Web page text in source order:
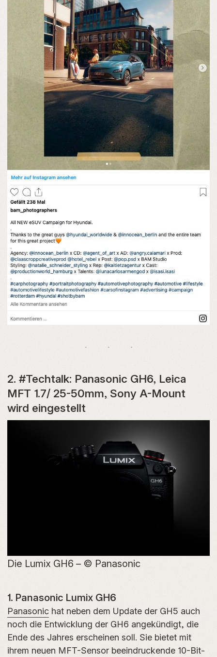
2. #Techtalk: Panasonic GH6, Leica
MFT 1.7/ 25-50mm, Sony A-Mount
wird eingestellt
Die Lumix GH6 – © Panasonic
1. Panasonic Lumix GH6
Panasonic hat neben dem Update der GH5 auch
noch die Entwicklung der GH6 angekündigt, die
Ende des Jahres erscheinen soll. Sie bietet mit
ihrem neuen MFT-Sensor beeindruckende 10-Bit-